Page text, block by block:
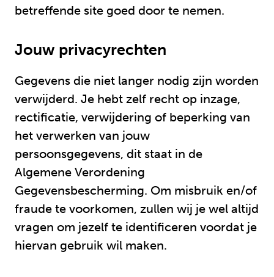
betreffende site goed door te nemen.
Jouw privacyrechten
Gegevens die niet langer nodig zijn worden
verwijderd. Je hebt zelf recht op inzage,
rectificatie, verwijdering of beperking van
het verwerken van jouw
persoonsgegevens, dit staat in de
Algemene Verordening
Gegevensbescherming. Om misbruik en/of
fraude te voorkomen, zullen wij je wel altijd
vragen om jezelf te identificeren voordat je
hiervan gebruik wil maken.